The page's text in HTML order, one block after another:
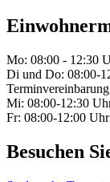
Mo: 08:00 - 12:30
Di und Do: 08:00-
Mi: 08:00-12:30
Fr: 08:00-12:00 Uhr
Besuchen